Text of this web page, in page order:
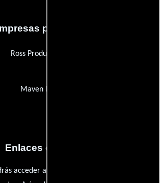
productoras
Ross Productions NYC
Maven Pictures
Enlaces externos
acceder a los recursos externos que